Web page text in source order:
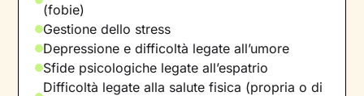
(fobie)
Gestione dello stress
Depressione e difficoltà legate all’umore
Sfide psicologiche legate all’espatrio
Difficoltà legate alla salute fisica (propria o di